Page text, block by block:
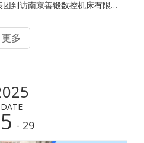
到访南京善锻数控机床有限公
服撕碎机展开的深入业务交流
次合作若达成，将为双方开启
意，公司安排专车将客户接到
。亲切的交谈中，销售经理
Zhou
更多
DATE
- 29